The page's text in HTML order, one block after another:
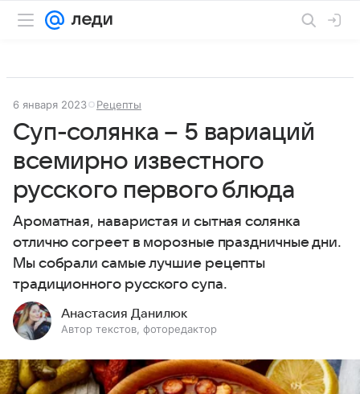
6 января 2023 Рецепты
Суп-солянка – 5 вариаций
всемирно известного
русского первого блюда
Ароматная, наваристая и сытная солянка
отлично согреет в морозные праздничные дни.
Мы собрали самые лучшие рецепты
традиционного русского супа.
Анастасия Данилюк
Автор текстов, фоторедактор